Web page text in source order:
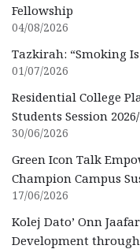
Fellowship
04/08/2026
Tazkirah: “Smoking
01/07/2026
Residential College
Students Session
30/06/2026
Green Icon Talk
Champion Campus
17/06/2026
Kolej Dato’ Onn
Development